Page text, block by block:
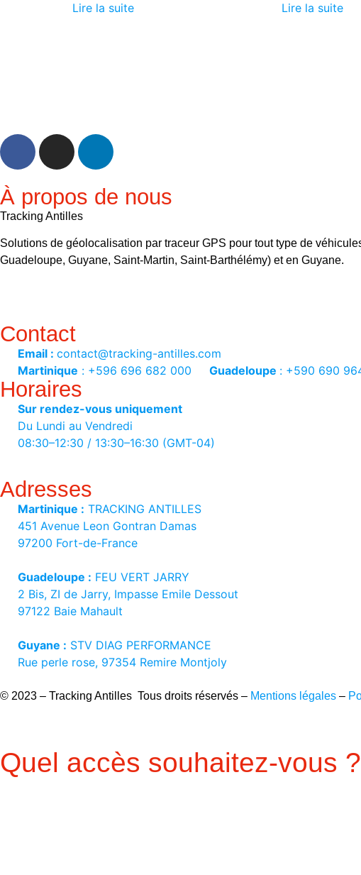
Lire la suite Lire la suite
À propos de nous
Tracking Antilles
Solutions de géolocalisation par traceur GPS pour tout type de
Guadeloupe, Guyane, Saint-Martin, Saint-Barthélémy) et en Guyane.
Contact
Email : contact@tracking-antilles.com
Martinique : +596 696 682 000 Guadeloupe : +590 690
Horaires
Sur rendez-vous uniquement
Du Lundi au Vendredi
08:30–12:30 / 13:30–16:30 (GMT-04)
Adresses
Martinique : TRACKING ANTILLES
451 Avenue Leon Gontran Damas
97200 Fort-de-France
Guadeloupe : FEU VERT JARRY
2 Bis, ZI de Jarry, Impasse Emile Dessout
97122 Baie Mahault
Guyane : STV DIAG PERFORMANCE
Rue perle rose, 97354 Remire Montjoly
© 2023 – Tracking Antilles Tous droits réservés – Mentions légales –
Quel accès souhaitez-vous ?​